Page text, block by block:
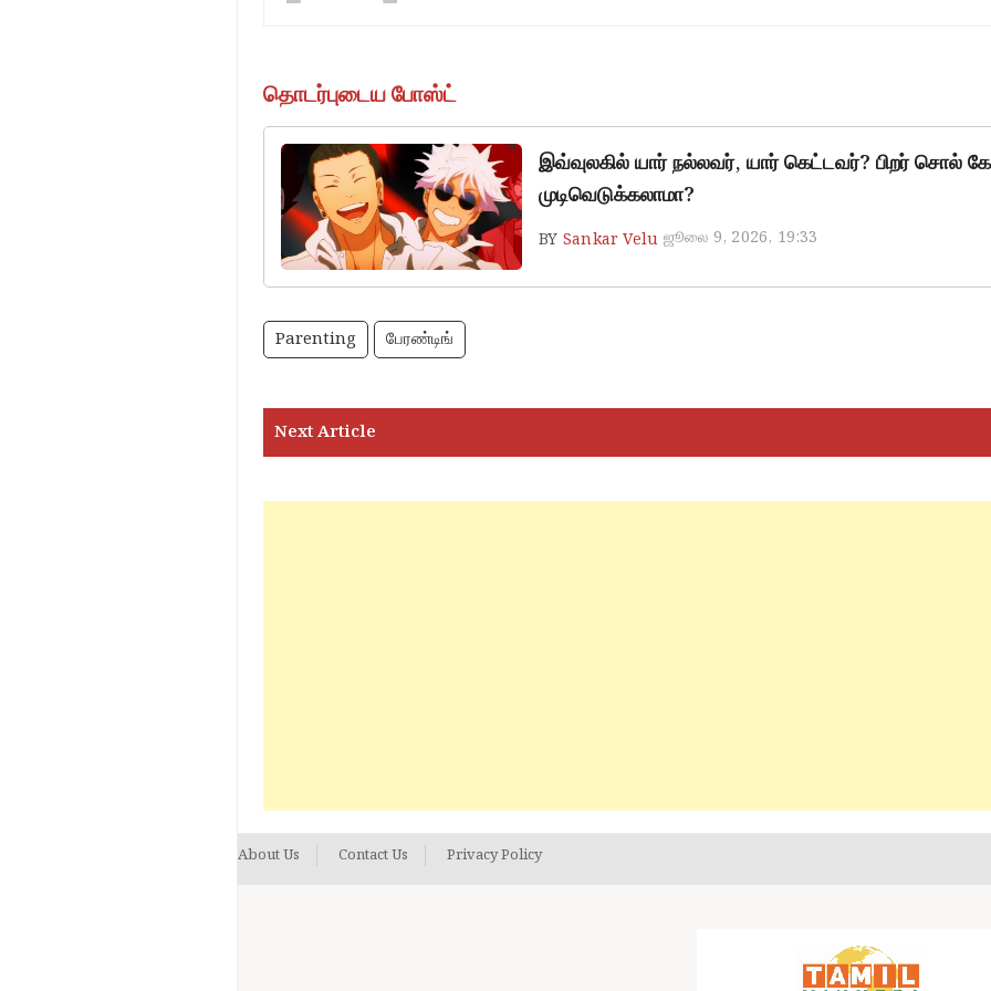
தொடர்புடைய போஸ்ட்
hero and villain
இவ்வுலகில் யார் நல்லவர், யார் கெட்டவர்? பிறர் சொல்
முடிவெடுக்கலாமா?
BY Sankar Velu ஜூலை 9, 2026, 19:33
Parenting பேரண்டிங்
About Us Contact Us Privacy Policy